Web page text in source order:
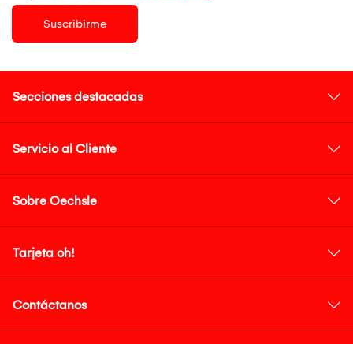
Suscribirme
Secciones destacadas
Servicio al Cliente
Sobre Oechsle
Tarjeta oh!
Contáctanos